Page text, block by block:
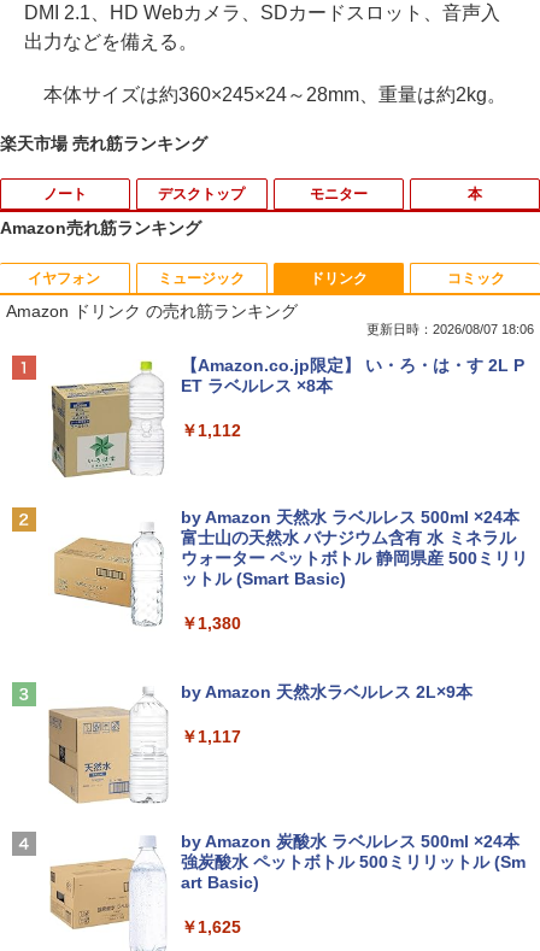
DMI 2.1、HD Webカメラ、SDカードスロット、音声入
出力などを備える。
本体サイズは約360×245×24～28mm、重量は約2kg。
楽天市場 売れ筋ランキング
ノート
1
【★最大100%ポイント】【大特価!訳あ
り!】富士通 LIFEBOOK A576/第6世代 C
ore i3/メモリ:4GB/SSD:128GB/15.6型液
晶/USB 3.0/VGA/HDMI/DVD/Office/中古
パソコン ノートパソコン Windows11 W
indows10
￥8,999
【中古】 店長セレクト おまかせA4ノー
トパソコン Windows10 お気軽ノートPC
SSD120GB以上 メモリ4GB Celeron搭
載 液晶15インチ 中古ノートパソコン DV
中古パソコン
追加可 中古PC ノートパソコン 安心保証
￥15,800
デスクトップ
1
【期間限定10％OFF】【12GB+256G
B】 【楽天1位連続受賞】NIPOGI mini p
c Intel N5030動作より安定 4C/4T 最大3.
1GHz Win11 Pro SSD ミニパソコン US
B3.2×4 3画面 4K 高速2.4G/5GWi-Fi BT
4.2 ミニPC ミニパソコン minipc
￥39,980
DELL/デル OPTIPLEX 7090 SFF【第11
世代 Core i7-11700/メモリ16GB/M.2 SS
D 256GB/Win11Pro/無線LAN/DVD-RW/
DP】中古/送料無料 ※沖縄、離島を除く
￥54,000
ャンス】GMKtec M8 ミニPC【AMD Ryz
MI 省エネ ゲーミングpc みにpc minipc
8K コンパクト
モニター
1
DELL デル E2318H LED液晶モニター 23
インチワイド ブラック 1920×1080 （フ
ルHD）IPSパネル LEDバックライト付 非
光沢 ノングレア 液晶ディスプレイ ディ
スプレイポート VGA VESA準拠【中古】
2
まで】 モニター 21.5型 液晶ディスプレ
イ ベゼル ディスプレイ 液晶モニター PC
モニター 壁掛け フリッカーレス FreeSy
nc 21.5インチ 角度調節 FullHD ブルー
ノングレア MAXZEN JM22CH02
万色 300nits ΔE＜1 低ブルーライト 大
画面 TÜV認証 目にやさしい 調整可能な
スタンド VESA
￥12,580
本
1
ブラッククローバー 38 【電子書籍】[ 田
畠裕基 ]
￥594
￥770
【いたわりセット付き】1年をおいしくす
￥8,800
Amazon売れ筋ランキング
イヤフォン
Anker Soundcore P40i ブラック
Anker Soundcore P31i ブラック
￥5,990
ラック
￥14,990
レスイヤホン bluetooth イヤホン V12 小型
軽量 ブルートゥースHi-Fi 最大36時間再生 ぶ
るーとゅーす コードレス ENCノイズキャン
付き 防水 タッチ式音量調整 スポーツ/通勤/通
ミュージック
BRUCE WAYNE feat. Flo Milli, ATL Jacob
[Explicit]
￥250
BRUCE WAYNE feat. Flo Milli, ATL Jacob
[Explicit]
￥250
￥250
ドリンク
Amazon ドリンク の売れ筋ランキング
更新日時：2026/08/07 18:06
【Amazon.co.jp限定】 い・ろ・は・す 2L P
ET ラベルレス ×8本
￥1,112
by Amazon 天然水 ラベルレス 500ml ×24本
富士山の天然水 バナジウム含有 水 ミネラル
ウォーター ペットボトル 静岡県産 500ミリリ
ットル (Smart Basic)
￥1,380
by Amazon 天然水ラベルレス 2L×9本
￥1,117
by Amazon 炭酸水 ラベルレス 500ml ×24本
強炭酸水 ペットボトル 500ミリリットル (Sm
art Basic)
￥1,625
コミック